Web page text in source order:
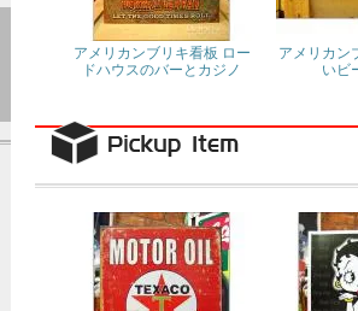
アメリカンブリキ看板 ロー
ドハウスのバーとカジノ
アメリカン
いビ